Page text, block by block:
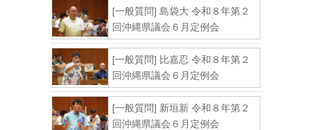
[一般質問] 島袋大 令和８年第２
回沖縄県議会６月定例会
[一般質問] 比嘉忍 令和８年第２
回沖縄県議会６月定例会
[一般質問] 新垣新 令和８年第２
回沖縄県議会６月定例会